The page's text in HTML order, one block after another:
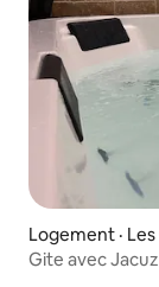
Logement ·
Gite avec